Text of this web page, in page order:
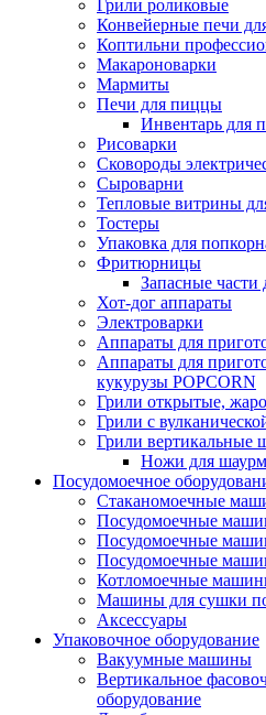
Грили роликовые
Конвейерные печи
Коптильни
Макароноварки
Мармиты
Печи для пиццы
Инвентарь для
Рисоварки
Сковороды
Сыроварни
Тепловые витрины
Тостеры
Упаковка для
Фритюрницы
Запасные
Хот-дог аппараты
Электроварки
Аппараты для
Аппараты для
кукурузы POPCORN
Грили открытые,
Грили с
Грили
Ножи для
Посудомоечное
Стаканомоечные
Посудомоечные
Посудомоечные
Посудомоечные
Котломоечные
Машины для сушки
Аксессуары
Упаковочное оборудование
Вакуумные машины
Вертикальное
оборудование